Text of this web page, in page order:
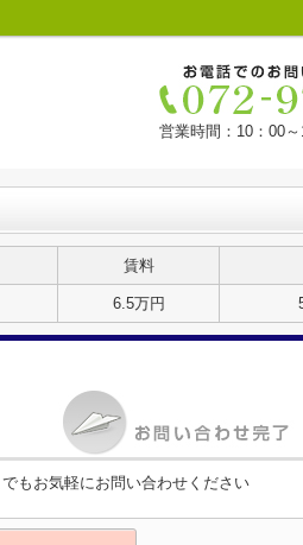
営業時間：10：00
賃料
6.5万円
もお気軽にお問い合わせください